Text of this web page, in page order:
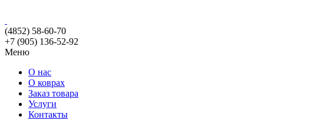
(4852) 58-60-70
+7 (905) 136-52-92
Меню
О нас
О коврах
Заказ товара
Услуги
Контакты